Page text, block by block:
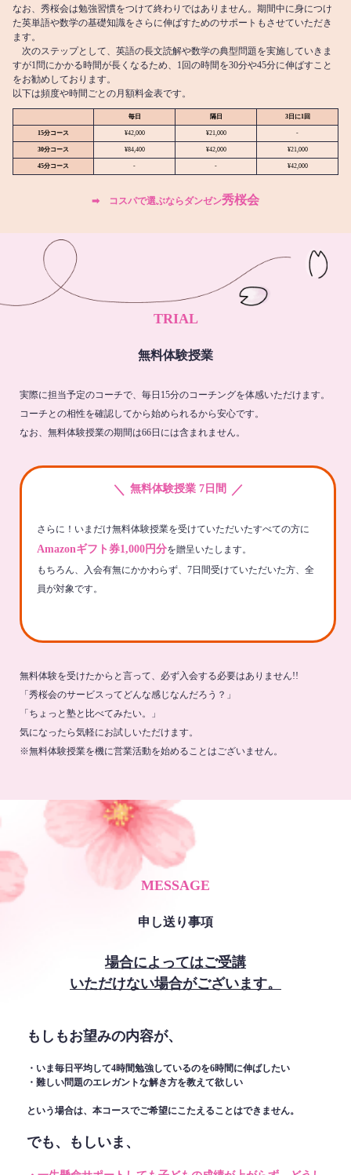
なお、秀桜会は勉強習慣をつけて終わりではありません。期間中に身につけ
た英単語や数学の基礎知識をさらに伸ばすためのサポートもさせていただき
ます。
次のステップとして、英語の長文読解や数学の典型問題を実施していきま
すが1問にかかる時間が長くなるため、1回の時間を30分や45分に伸ばすこと
をお勧めしております。
以下は頻度や時間ごとの月額料金表です。
毎日 隔日 3日に1回
15分コース ¥42,000 ¥21,000 -
30分コース ¥84,400 ¥42,000 ¥21,000
45分コース - - ¥42,000
➡︎ コスパで選ぶならダンゼン秀桜会
TRIAL
無料体験授業
実際に担当予定のコーチで、毎日15分のコーチングを体感いただけます。
コーチとの相性を確認してから始められるから安心です。
なお、無料体験授業の期間は66日には含まれません。
＼ 無料体験授業 7日間 ／
さらに！いまだけ無料体験授業を受けていただいたすべての方に
Amazonギフト券1,000円分を贈呈いたします。
もちろん、入会有無にかかわらず、7日間受けていただいた方、全
員が対象です。
無料体験を受けたからと言って、必ず入会する必要はありません!!
「秀桜会のサービスってどんな感じなんだろう？」
「ちょっと塾と比べてみたい。」
気になったら気軽にお試しいただけます。
※無料体験授業を機に営業活動を始めることはございません。
MESSAGE
申し送り事項
場合によってはご受講
いただけない場合がございます。
もしもお望みの内容が、
・いま毎日平均して4時間勉強しているのを6時間に伸ばしたい
・難しい問題のエレガントな解き方を教えて欲しい
という場合は、本コースでご希望にこたえることはできません。
でも、もしいま、